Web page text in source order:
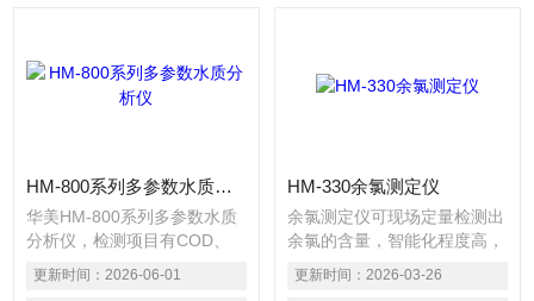
HM-800系列多参数水质分析仪
华美HM-800系列多参数水质
分析仪，检测项目有COD、
氨氮、总磷、重金属、多种无
机化合物等50多个项目，广泛
更新时间： 2026-06-01
HM-330余氯测定仪
余氯测定仪可现场定量检测出
余氯的含量，智能化程度高，
操作简单、方便。配有参比通
道，检测精度高，避免了检测
更新时间： 2026-03-26